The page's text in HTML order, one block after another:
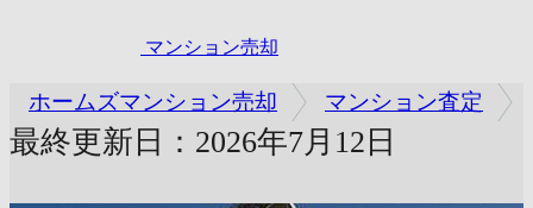
マンション売却
ホームズマンション売却 マンション査定
最終更新日：2026年7月12日